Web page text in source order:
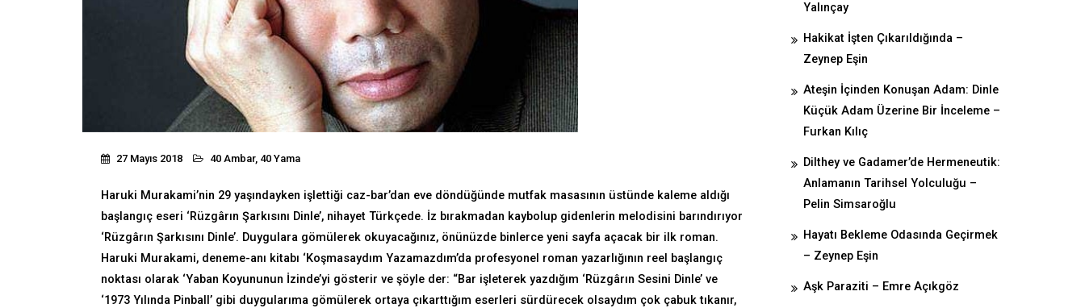
27 Mayıs 2018 40 Ambar, 40 Yama
Haruki Murakami’nin 29 yaşındayken işlettiği caz-bar’dan eve döndüğünde mutfak masasının üstünde kaleme aldığı
başlangıç eseri ‘Rüzgârın Şarkısını Dinle’, nihayet Türkçede. İz bırakmadan kaybolup gidenlerin melodisini barındırıyor
‘Rüzgârın Şarkısını Dinle’. Duygulara gömülerek okuyacağınız, önünüzde binlerce yeni sayfa açacak bir ilk roman.
Haruki Murakami, deneme-anı kitabı ‘Koşmasaydım Yazamazdım’da profesyonel roman yazarlığının reel başlangıç
noktası olarak ‘Yaban Koyununun İzinde’yi gösterir ve şöyle der: “Bar işleterek yazdığım ‘Rüzgârın Sesini Dinle’ ve
‘1973 Yılında Pinball’ gibi duygularıma gömülerek ortaya çıkarttığım eserleri sürdürecek olsaydım çok çabuk tıkanır,
Yalınçay
Hakikat İşten Çıkarıldığında –
Zeynep Eşin
Ateşin İçinden Konuşan Adam: Dinle
Küçük Adam Üzerine Bir İnceleme –
Furkan Kılıç
Dilthey ve Gadamer’de Hermeneutik:
Anlamanın Tarihsel Yolculuğu –
Pelin Simsaroğlu
Hayatı Bekleme Odasında Geçirmek
– Zeynep Eşin
Aşk Paraziti – Emre Açıkgöz